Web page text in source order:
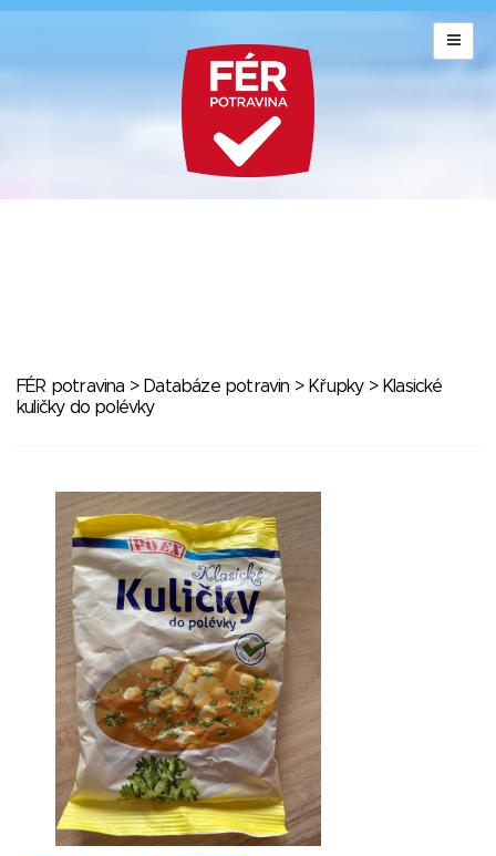
FÉR potravina > Databáze potravin > Křupky> Klasické
kuličky do polévky